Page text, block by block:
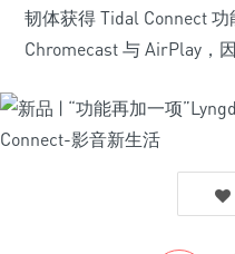
韧体获得 Tidal Connect
Chromecast 与 AirPlay，